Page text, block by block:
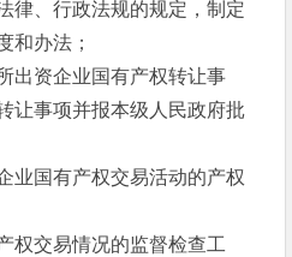
、行政法规的规定，制定
和办法；
资企业国有产权转让事
让事项并报本级人民政府批
国有产权交易活动的产权
交易情况的监督检查工